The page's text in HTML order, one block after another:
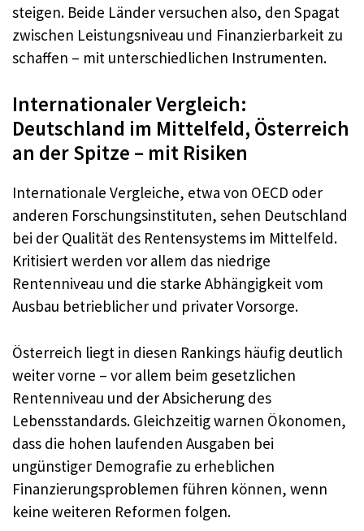
steigen. Beide Länder versuchen also, den Spagat
zwischen Leistungsniveau und Finanzierbarkeit zu
schaffen – mit unterschiedlichen Instrumenten.
Internationaler Vergleich:
Deutschland im Mittelfeld, Österreich
an der Spitze – mit Risiken
Internationale Vergleiche, etwa von OECD oder
anderen Forschungsinstituten, sehen Deutschland
bei der Qualität des Rentensystems im Mittelfeld.
Kritisiert werden vor allem das niedrige
Rentenniveau und die starke Abhängigkeit vom
Ausbau betrieblicher und privater Vorsorge.
Österreich liegt in diesen Rankings häufig deutlich
weiter vorne – vor allem beim gesetzlichen
Rentenniveau und der Absicherung des
Lebensstandards. Gleichzeitig warnen Ökonomen,
dass die hohen laufenden Ausgaben bei
ungünstiger Demografie zu erheblichen
Finanzierungsproblemen führen können, wenn
keine weiteren Reformen folgen.